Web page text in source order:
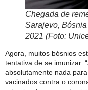
Chegada de
Sarajevo,
2021 (Foto:
Agora, muitos bósnios
tentativa de se imunizar.
absolutamente nada
vacinados contra o